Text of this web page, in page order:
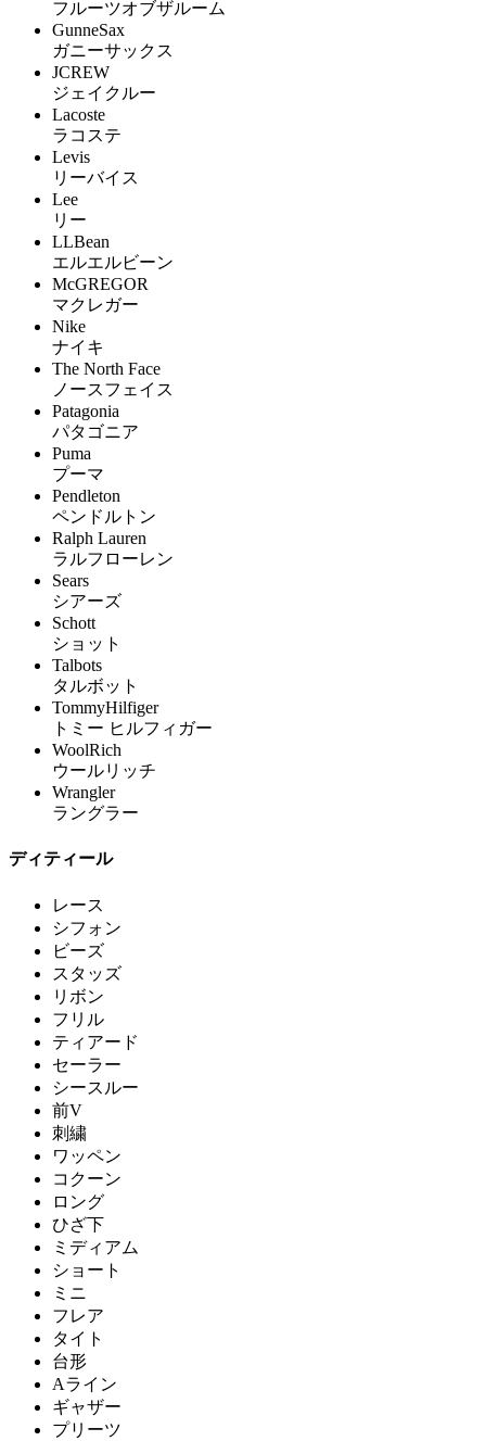
フルーツオブザルーム
GunneSax
ガニーサックス
JCREW
ジェイクルー
Lacoste
ラコステ
Levis
リーバイス
Lee
リー
LLBean
エルエルビーン
McGREGOR
マクレガー
Nike
ナイキ
The North Face
ノースフェイス
Patagonia
パタゴニア
Puma
プーマ
Pendleton
ペンドルトン
Ralph Lauren
ラルフローレン
Sears
シアーズ
Schott
ショット
Talbots
タルボット
TommyHilfiger
トミー ヒルフィガー
WoolRich
ウールリッチ
Wrangler
ラングラー
ディティール
レース
シフォン
ビーズ
スタッズ
リボン
フリル
ティアード
セーラー
シースルー
前V
刺繍
ワッペン
コクーン
ロング
ひざ下
ミディアム
ショート
ミニ
フレア
タイト
台形
Aライン
ギャザー
プリーツ